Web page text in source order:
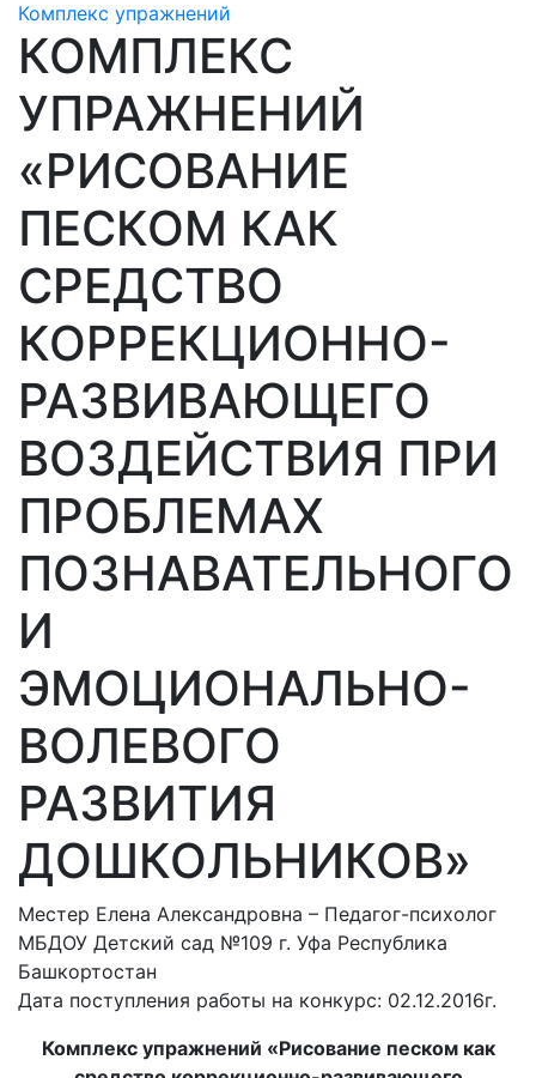
Комплекс упражнений
КОМПЛЕКС
УПРАЖНЕНИЙ
«РИСОВАНИЕ
ПЕСКОМ КАК
СРЕДСТВО
КОРРЕКЦИОННО-
РАЗВИВАЮЩЕГО
ВОЗДЕЙСТВИЯ ПРИ
ПРОБЛЕМАХ
ПОЗНАВАТЕЛЬНОГО
И
ЭМОЦИОНАЛЬНО-
ВОЛЕВОГО
РАЗВИТИЯ
ДОШКОЛЬНИКОВ»
Местер Елена Александровна – Педагог-психолог
МБДОУ Детский сад №109 г. Уфа Республика
Башкортостан
Дата поступления работы на конкурс: 02.12.2016г.
Комплекс упражнений «Рисование песком как